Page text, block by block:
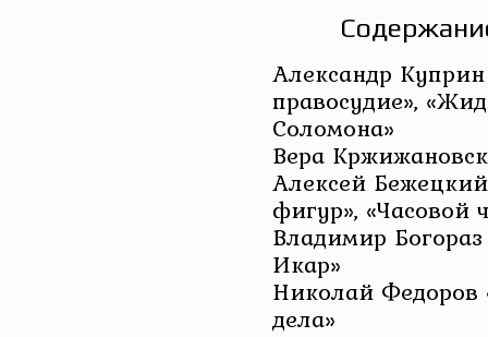
Александр Куприн
правосудие»,
Соломона»
Вера
Алексей
фигур», «Часовой
Владимир
Икар»
Николай
дела»